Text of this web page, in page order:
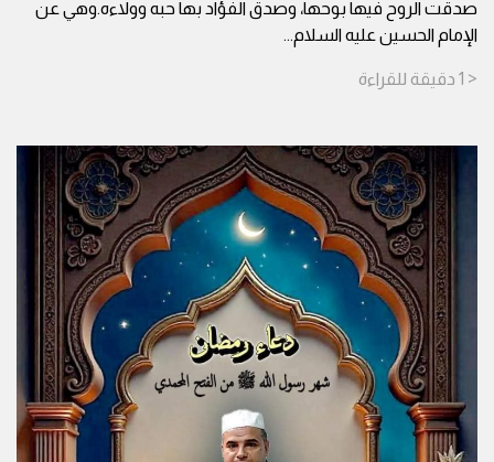
صدقت الروح فيها بوحها، وصدق الفؤاد بها حبه وولاءه.وهي عن
الإمام الحسين عليه السلام...
< 1 دقيقة للقراءة